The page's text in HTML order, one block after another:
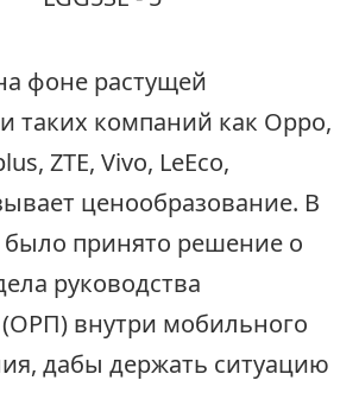
фоне растущей
таких компаний как Oppo,
ZTE, Vivo, LeEco,
ценообразование. В
было принято решение о
руководства
внутри мобильного
дабы держать ситуацию